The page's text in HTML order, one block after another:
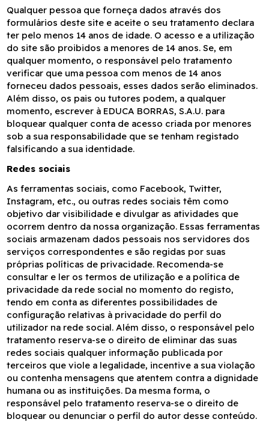
Qualquer pessoa que forneça dados através dos
formulários deste site e aceite o seu tratamento declara
ter pelo menos 14 anos de idade. O acesso e a utilização
do site são proibidos a menores de 14 anos. Se, em
qualquer momento, o responsável pelo tratamento
verificar que uma pessoa com menos de 14 anos
forneceu dados pessoais, esses dados serão eliminados.
Além disso, os pais ou tutores podem, a qualquer
momento, escrever à EDUCA BORRAS, S.A.U. para
bloquear qualquer conta de acesso criada por menores
sob a sua responsabilidade que se tenham registado
falsificando a sua identidade.
Redes sociais
As ferramentas sociais, como Facebook, Twitter,
Instagram, etc., ou outras redes sociais têm como
objetivo dar visibilidade e divulgar as atividades que
ocorrem dentro da nossa organização. Essas ferramentas
sociais armazenam dados pessoais nos servidores dos
serviços correspondentes e são regidas por suas
próprias políticas de privacidade. Recomenda-se
consultar e ler os termos de utilização e a política de
privacidade da rede social no momento do registo,
tendo em conta as diferentes possibilidades de
configuração relativas à privacidade do perfil do
utilizador na rede social. Além disso, o responsável pelo
tratamento reserva-se o direito de eliminar das suas
redes sociais qualquer informação publicada por
terceiros que viole a legalidade, incentive a sua violação
ou contenha mensagens que atentem contra a dignidade
humana ou as instituições. Da mesma forma, o
responsável pelo tratamento reserva-se o direito de
bloquear ou denunciar o perfil do autor desse conteúdo.